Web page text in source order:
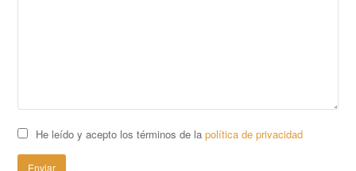
He leído y acepto los términos de lapolítica de privacidad